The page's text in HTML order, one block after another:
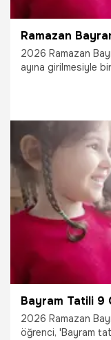
2026 Ramazan
ayına girilmesiyle
12.03.2026
2026 Ramazan
öğrenci, 'Bayram